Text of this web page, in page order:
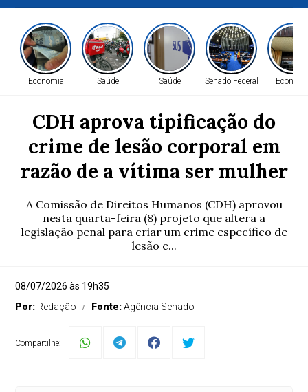
Economia Saúde Saúde Senado Federal
CDH aprova tipificação do
crime de lesão corporal em
razão de a vítima ser mulher
A Comissão de Direitos Humanos (CDH) aprovou
nesta quarta-feira (8) projeto que altera a
legislação penal para criar um crime específico de
lesão c...
08/07/2026 às 19h35
Por: Redação Fonte:Agência Senado
Compartilhe: